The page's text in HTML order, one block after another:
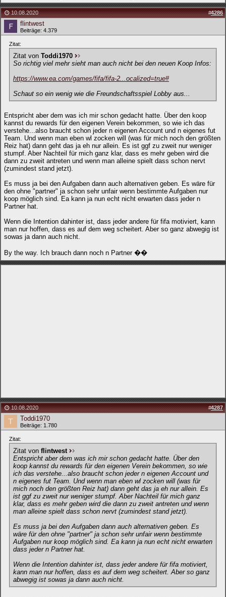
10.08.2020 #4286
flintwest
Beiträge: 4.379
Zitat:
Zitat von Toddi1970
So richtig viel mehr sieht man auch nicht bei den neuen Koop Infos:
https://www.ea.com/games/fifa/fifa-2...ocalized=true#
Schaut so ein wenig wie die Freundschaftsspiel Lobby aus...
Entspricht aber dem was ich mir schon gedacht hatte. Über den koop
kannst du rewards für den eigenen Verein bekommen, so wie ich das
verstehe...also braucht schon jeder n eigenen Account und n eigenes fut
Team. Und wenn man eben wl zocken will (was für mich noch den größten
Reiz hat) dann geht das ja eh nur allein. Es ist ggf zu zweit nur weniger
stumpf. Aber Nachteil für mich ganz klar, dass es mehr geben wird die
dann zu zweit antreten und wenn man alleine spielt dass schon nervt
(zumindest stand jetzt).
Es muss ja bei den Aufgaben dann auch alternativen geben. Es wäre für
den ohne "partner" ja schon sehr unfair wenn bestimmte Aufgaben nur
koop möglich sind. Ea kann ja nun echt nicht erwarten dass jeder n
Partner hat.
Wenn die Intention dahinter ist, dass jeder andere für fifa motiviert, kann
man nur hoffen, dass es auf dem weg scheitert. Aber so ganz abwegig ist
sowas ja dann auch nicht.
By the way. Ich brauch dann noch n Partner ��
10.08.2020 #4287
Toddi1970
Beiträge: 1.780
Zitat:
Zitat von flintwest
Entspricht aber dem was ich mir schon gedacht hatte. Über den
koop kannst du rewards für den eigenen Verein bekommen, so wie
ich das verstehe...also braucht schon jeder n eigenen Account und
n eigenes fut Team. Und wenn man eben wl zocken will (was für
mich noch den größten Reiz hat) dann geht das ja eh nur allein. Es
ist ggf zu zweit nur weniger stumpf. Aber Nachteil für mich ganz
klar, dass es mehr geben wird die dann zu zweit antreten und wenn
man alleine spielt dass schon nervt (zumindest stand jetzt).
Es muss ja bei den Aufgaben dann auch alternativen geben. Es
wäre für den ohne "partner" ja schon sehr unfair wenn bestimmte
Aufgaben nur koop möglich sind. Ea kann ja nun echt nicht erwarten
dass jeder n Partner hat.
Wenn die Intention dahinter ist, dass jeder andere für fifa motiviert,
kann man nur hoffen, dass es auf dem weg scheitert. Aber so ganz
abwegig ist sowas ja dann auch nicht.